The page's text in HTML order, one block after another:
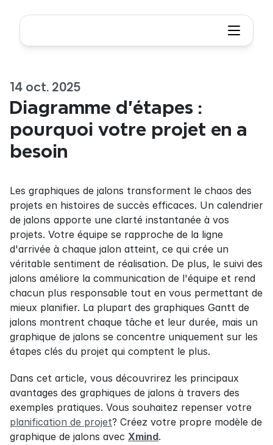
14 oct. 2025
Diagramme d'étapes :
pourquoi votre projet en a
besoin
Les graphiques de jalons transforment le chaos des
projets en histoires de succès efficaces. Un calendrier
de jalons apporte une clarté instantanée à vos
projets. Votre équipe se rapproche de la ligne
d'arrivée à chaque jalon atteint, ce qui crée un
véritable sentiment de réalisation. De plus, le suivi des
jalons améliore la communication de l'équipe et rend
chacun plus responsable tout en vous permettant de
mieux planifier. La plupart des graphiques Gantt de
jalons montrent chaque tâche et leur durée, mais un
graphique de jalons se concentre uniquement sur les
étapes clés du projet qui comptent le plus.
Dans cet article, vous découvrirez les principaux
avantages des graphiques de jalons à travers des
planification de projet? Créez votre propre modèle de
graphique de jalons avec Xmind.